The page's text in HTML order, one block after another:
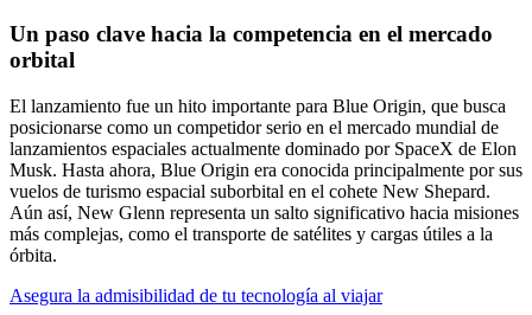
Un paso clave hacia la competencia en el mercado
orbital
El lanzamiento fue un hito importante para Blue Origin, que busca
posicionarse como un competidor serio en el mercado mundial de
lanzamientos espaciales actualmente dominado por SpaceX de Elon
Musk. Hasta ahora, Blue Origin era conocida principalmente por sus
vuelos de turismo espacial suborbital en el cohete New Shepard.
Aún así, New Glenn representa un salto significativo hacia misiones
más complejas, como el transporte de satélites y cargas útiles a la
órbita.
Asegura la admisibilidad de tu tecnología al viajar